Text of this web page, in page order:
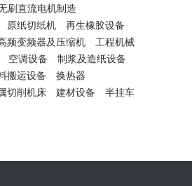
刷直流电机制造
原纸切纸机
再生橡胶设备
频变频器及压缩机
工程机械
空调设备
制浆及造纸设备
搬运设备
换热器
切削机床 建材设备
半挂车